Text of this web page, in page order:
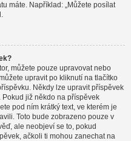
máte. Například: „Můžete posílat
můžete pouze upravovat nebo
upravit po kliknutí na tlačítko
Někdy lze upravit příspěvek
již někdo na příspěvek
pod ním krátký text, ve kterém je
Toto bude zobrazeno pouze v
ale neobjeví se to, pokud
ačkoli ti mohou zanechat na